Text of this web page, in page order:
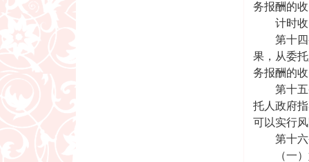
务报酬的
计时收
第十四条
果，从委
务报酬的
第十五条
托人政府
可以实行
第十六条
（一）